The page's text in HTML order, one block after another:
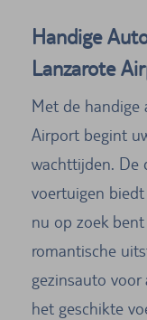
Handige
Lanzarote
Met de handige
Airport begint
wachttijden. De
voertuigen
nu op zoek
romantische
gezinsauto
het geschikte